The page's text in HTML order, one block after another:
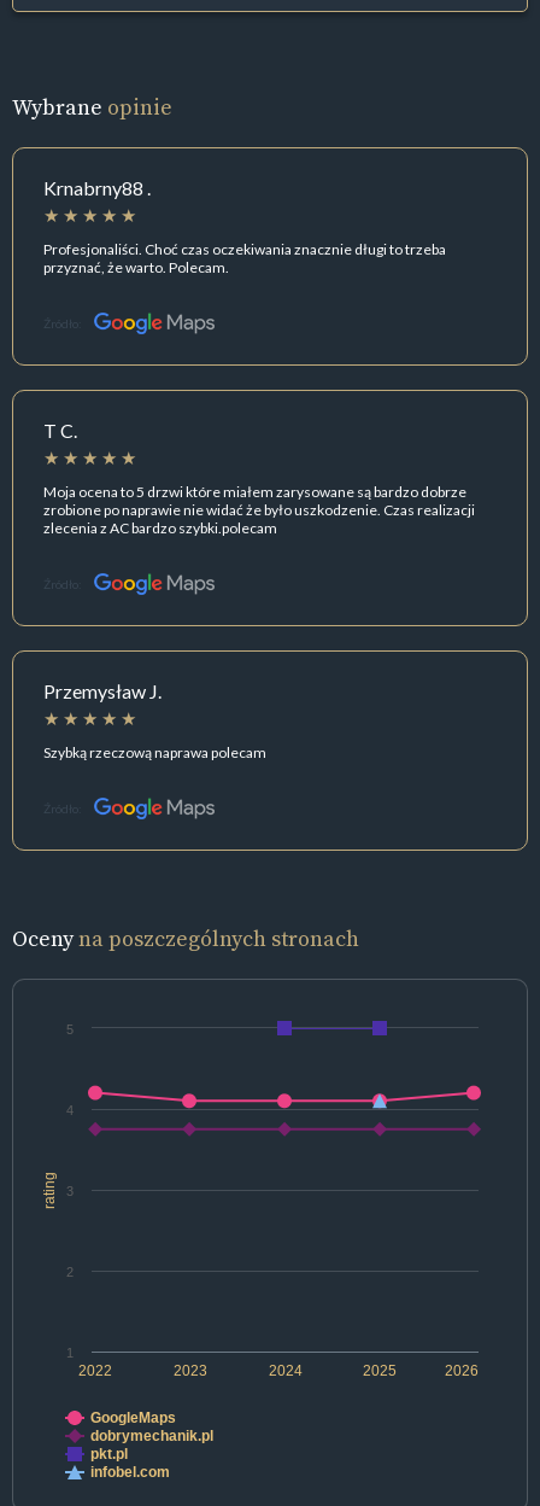
Wybrane opinie
Krnabrny88 .
Profesjonaliści. Choć czas oczekiwania znacznie długi to trzeba
przyznać, że warto. Polecam.
Źródło:
T C.
Moja ocena to 5 drzwi które miałem zarysowane są bardzo dobrze
zrobione po naprawie nie widać że było uszkodzenie. Czas realizacji
zlecenia z AC bardzo szybki.polecam
Źródło:
Przemysław J.
Szybką rzeczową naprawa polecam
Źródło:
Ocenyna poszczególnych stronach
rating
2022 2024 2026
2023 2025
1
2
3
4
5
GoogleMaps
dobrymechanik.pl
pkt.pl
infobel.com